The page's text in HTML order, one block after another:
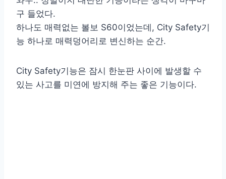
구 들었다.
하나도 매력없는 볼보 S60이었는데, City Safety기
능 하나로 매력덩어리로 변신하는 순간.
City Safety기능은 잠시 한눈판 사이에 발생할 수
있는 사고를 미연에 방지해 주는 좋은 기능이다.